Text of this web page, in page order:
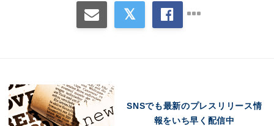
SNSでも最新のプレスリリース情
報をいち早く配信中